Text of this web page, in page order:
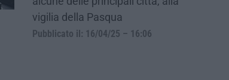
vigilia della Pasqua
Pubblicato il: 16/04/25 – 16:06